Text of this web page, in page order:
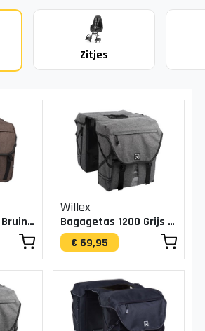
Zitjes
Bagagetas 1200 Bruin 20L
Willex
Bagagetas 1200 Grijs 20L
€ 69,95